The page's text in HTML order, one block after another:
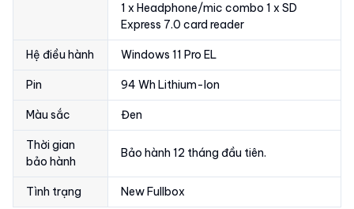
1 x Headphone/mic combo 1 x SD
Express 7.0 card reader
Hệ điều hành Windows 11 Pro EL
Pin 94 Wh Lithium-Ion
Màu sắc Đen
Thời gian
bảo hành
Bảo hành 12 tháng đầu tiên.
Tình trạng New Fullbox